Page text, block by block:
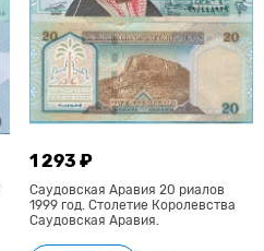
1 293 ₽
Саудовская Аравия 20 риалов
1999 год. Столетие Королевства
Саудовская Аравия.